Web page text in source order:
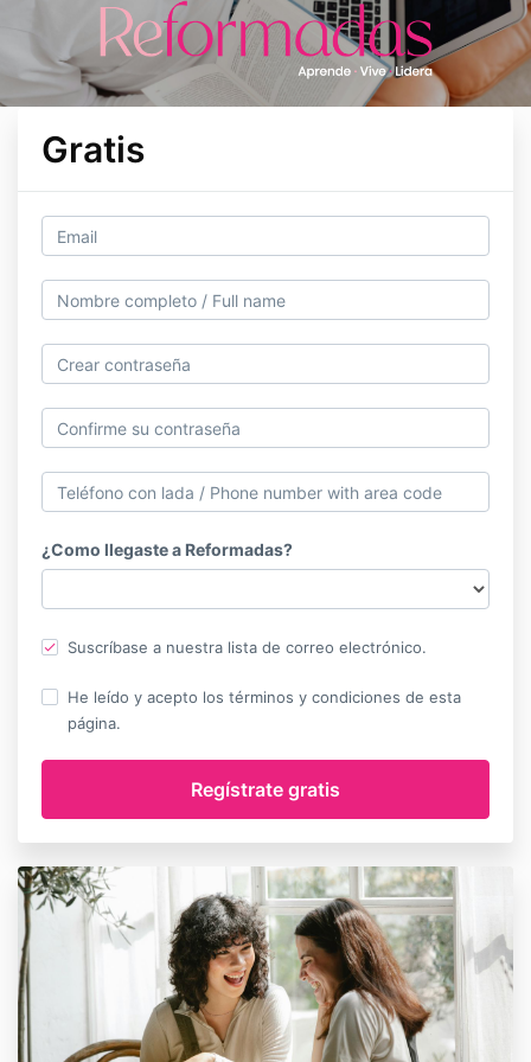
Gratis
¿Como llegaste a Reformadas?
Suscríbase a nuestra lista de correo electrónico.
He leído y acepto los términos y condiciones de esta
página.